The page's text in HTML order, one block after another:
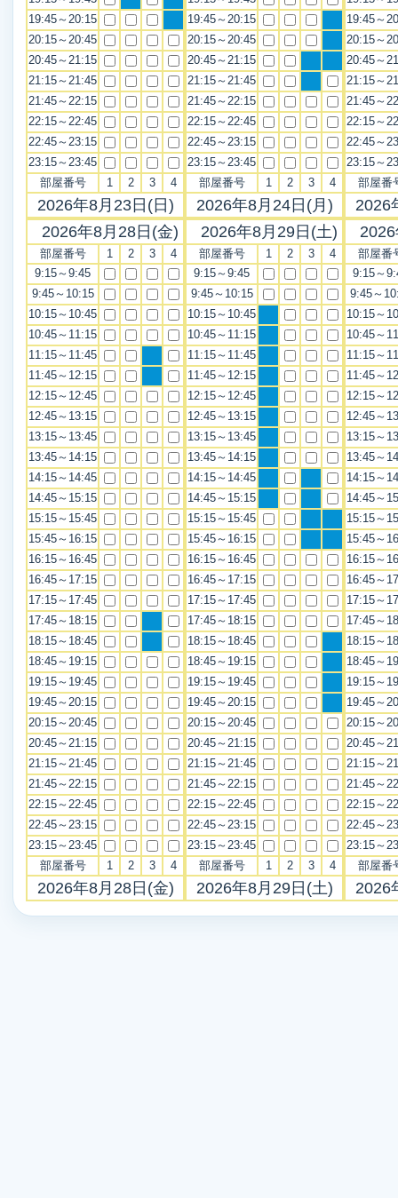
19:45～20:15
20:15～20:45
20:45～21:15
21:15～21:45
21:45～22:15
22:15～22:45
22:45～23:15
23:15～23:45
部屋番号
1 2 3 4
2026年8月23日(日)
19:45～20:15
20:15～20:45
20:45～21:15
21:15～21:45
21:45～22:15
22:15～22:45
22:45～23:15
23:15～23:45
部屋番号
1 2 3 4
2026年8月24日(月)
19:45～
20:15～
20:45～
21:15～
21:45～
22:15～
22:45～
23:15～
部屋番
2026
2026年8月28日(金)
部屋番号 1 2 3
4
9:15～9:45
9:45～10:15
10:15～10:45
10:45～11:15
11:15～11:45
11:45～12:15
12:15～12:45
12:45～13:15
13:15～13:45
13:45～14:15
14:15～14:45
14:45～15:15
15:15～15:45
15:45～16:15
16:15～16:45
16:45～17:15
17:15～17:45
17:45～18:15
18:15～18:45
18:45～19:15
19:15～19:45
19:45～20:15
20:15～20:45
20:45～21:15
21:15～21:45
21:45～22:15
22:15～22:45
22:45～23:15
23:15～23:45
部屋番号
1 2 3 4
2026年8月28日(金)
2026年8月29日(土)
部屋番号 1 2 3
4
9:15～9:45
9:45～10:15
10:15～10:45
10:45～11:15
11:15～11:45
11:45～12:15
12:15～12:45
12:45～13:15
13:15～13:45
13:45～14:15
14:15～14:45
14:45～15:15
15:15～15:45
15:45～16:15
16:15～16:45
16:45～17:15
17:15～17:45
17:45～18:15
18:15～18:45
18:45～19:15
19:15～19:45
19:45～20:15
20:15～20:45
20:45～21:15
21:15～21:45
21:45～22:15
22:15～22:45
22:45～23:15
23:15～23:45
部屋番号
1 2 3 4
2026年8月29日(土)
部屋番
9:15～
9:45～
10:15～
10:45～
11:15～
11:45～
12:15～
12:45～
13:15～
13:45～
14:15～
14:45～
15:15～
15:45～
16:15～
16:45～
17:15～
17:45～
18:15～
18:45～
19:15～
19:45～
20:15～
20:45～
21:15～
21:45～
22:15～
22:45～
23:15～
部屋番
2026